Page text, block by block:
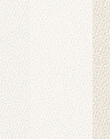
Dieser
sich